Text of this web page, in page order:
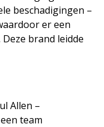
beschadigingen –
er een
brand leidde
Allen –
team